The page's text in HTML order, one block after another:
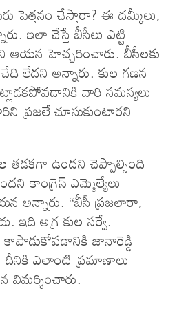
పెత్తనం చేస్తారా? ఈ దమ్కీలు,
ఇలా చేస్తే బీసీలు ఎట్టి
ఆయన హెచ్చరించారు. బీసీలకు
లేదని అన్నారు. కుల గణన
వారి సమస్యలు
ప్రజలే చూసుకుంటారని
తడకగా ఉందని చెప్పాల్సింది
కాంగ్రెస్ ఎమ్మెల్యేలు
అన్నారు. “బీసీ ప్రజలారా,
ఇది అగ్ర కుల సర్వే.
కాపాడుకోవడానికి జానారెడ్డి
ఎలాంటి ప్రమాణాలు
విమర్శించారు.